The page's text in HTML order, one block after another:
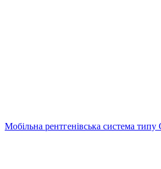
Мобільна рентгенівська система